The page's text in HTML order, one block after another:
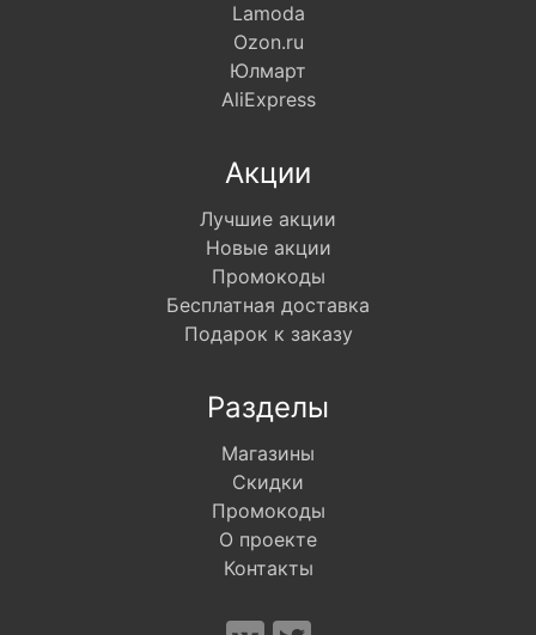
Lamoda
Ozon.ru
Юлмарт
AliExpress
Акции
Лучшие акции
Новые акции
Промокоды
Бесплатная доставка
Подарок к заказу
Разделы
Магазины
Скидки
Промокоды
О проекте
Контакты